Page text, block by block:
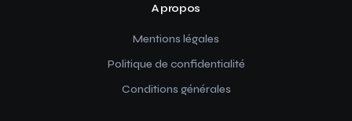
A propos
Mentions légales
Politique de confidentialité
Conditions générales